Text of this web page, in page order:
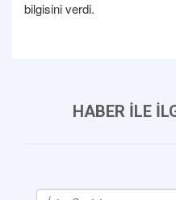
bilgisini verdi.
HABER İLE